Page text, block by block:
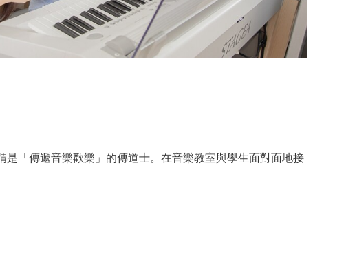
「傳遞音樂歡樂」的傳道士。在音樂教室與學生面對面地接